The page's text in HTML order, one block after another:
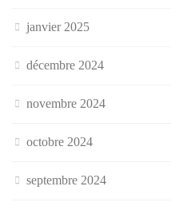
janvier 2025
décembre 2024
novembre 2024
octobre 2024
septembre 2024